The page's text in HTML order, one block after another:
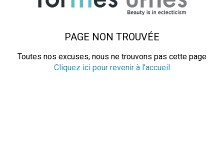
PAGE NON TROUVÉE
Toutes nos excuses, nous ne trouvons pas cette page
Cliquez ici pour revenir à l'accueil